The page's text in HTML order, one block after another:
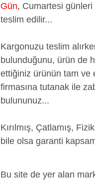
Gün, Cumartesi günleri
teslim edilir...
Kargonuzu teslim
bulunduğunu, ürün de
ettiğiniz ürünün tam ve
firmasına tutanak ile
bulununuz...
Kırılmış, Çatlamış,
bile olsa garanti
Bu site de yer alan